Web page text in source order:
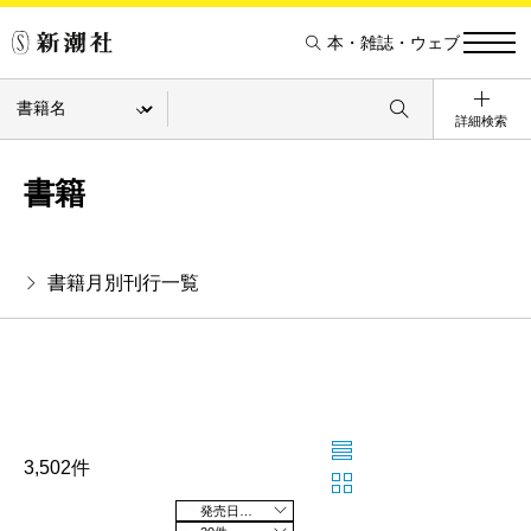
本・雑誌・ウェブ
詳細検索
書籍
書籍月別刊行一覧
3,502件